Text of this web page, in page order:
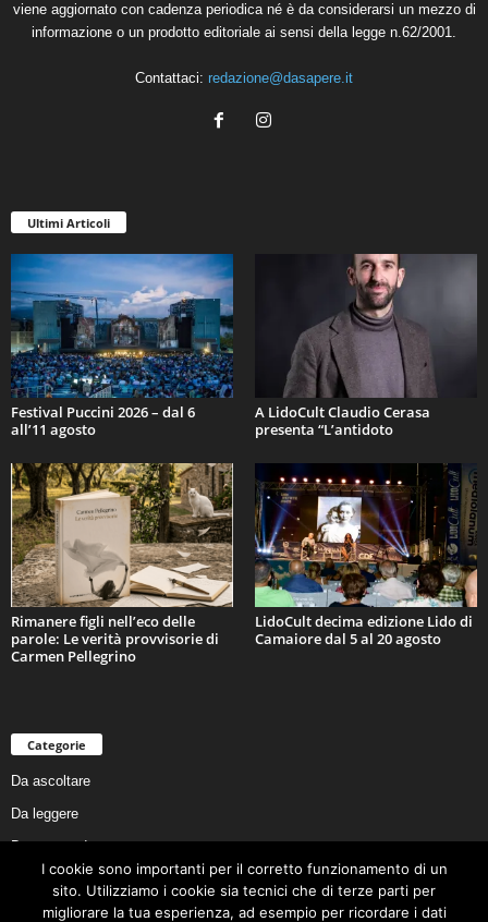
viene aggiornato con cadenza periodica né è da considerarsi un mezzo di
informazione o un prodotto editoriale ai sensi della legge n.62/2001.
Contattaci: redazione@dasapere.it
Ultimi Articoli
Festival Puccini 2026 – dal 6
all’11 agosto
A LidoCult Claudio Cerasa
presenta “L’antidoto
Rimanere figli nell’eco delle
parole: Le verità provvisorie di
Carmen Pellegrino
LidoCult decima edizione Lido di
Camaiore dal 5 al 20 agosto
Categorie
Da ascoltare
Da leggere
Da non perdere
Da conoscere
Da preservare
I cookie sono importanti per il corretto funzionamento di un
sito. Utilizziamo i cookie sia tecnici che di terze parti per
migliorare la tua esperienza, ad esempio per ricordare i dati